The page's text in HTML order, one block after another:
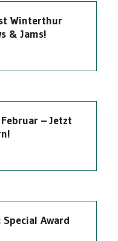
Winterthur
& Jams!
– Jetzt
Award